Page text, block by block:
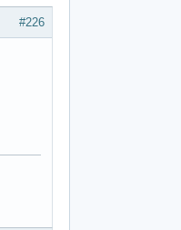
#226